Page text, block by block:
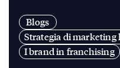
Blogs
Strategia di marketing
I brand in franchising